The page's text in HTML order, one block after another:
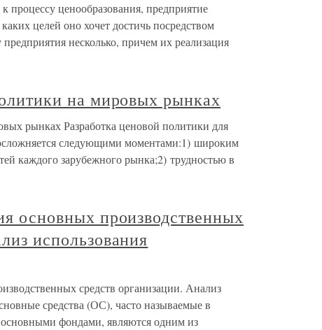
ценообразования, предприятие
целей оно хочет достичь посредством
несколько, причем их реализация
на мировых рынках
рынках Разработка ценовой политики для
следующими моментами:1) широким
каждого зарубежного рынка;2) трудностью в
основных производственных
использования
средств организации. Анализ
средства (ОС), часто называемые в
основными фондами, являются одним из